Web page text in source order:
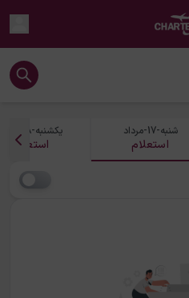
شنبه-17-مرداد
استعلام
یکشنبه-18-مرداد
استعلام